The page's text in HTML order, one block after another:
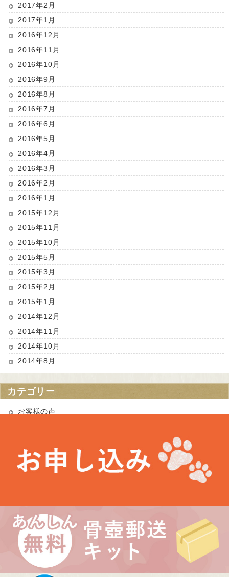
2017年2月
2017年1月
2016年12月
2016年11月
2016年10月
2016年9月
2016年8月
2016年7月
2016年6月
2016年5月
2016年4月
2016年3月
2016年2月
2016年1月
2015年12月
2015年11月
2015年10月
2015年5月
2015年3月
2015年2月
2015年1月
2014年12月
2014年11月
2014年10月
2014年8月
カテゴリー
お客様の声
最近の投稿
埼玉県 Kさま（あかりちゃん・きなりちゃん）
千葉県 Uさま（エルフちゃん・ソルシエールちゃん）
愛知県 Kさま（Litoちゃん）
東京都 Aさま（ミンスちゃん）